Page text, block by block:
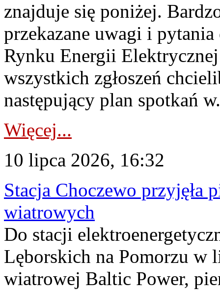
znajduje się poniżej.
przekazane uwagi i
Rynku Energii
wszystkich zgłoszeń
następujący plan spotkań
Więcej...
10 lipca 2026, 16:32
Stacja Choczewo przyjęła
wiatrowych
Do stacji
Lęborskich na Pomorzu w
wiatrowej Baltic Power,